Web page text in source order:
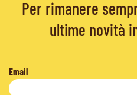
Per rimanere
ultime novità
Email